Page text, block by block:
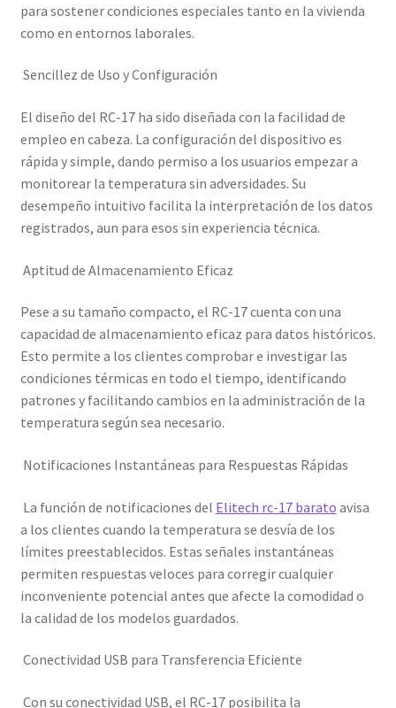
para sostener condiciones especiales tanto en la vivienda
como en entornos laborales.
Sencillez de Uso y Configuración
El diseño del RC-17 ha sido diseñada con la facilidad de
empleo en cabeza. La configuración del dispositivo es
rápida y simple, dando permiso a los usuarios empezar a
monitorear la temperatura sin adversidades. Su
desempeño intuitivo facilita la interpretación de los datos
registrados, aun para esos sin experiencia técnica.
Aptitud de Almacenamiento Eficaz
Pese a su tamaño compacto, el RC-17 cuenta con una
capacidad de almacenamiento eficaz para datos históricos.
Esto permite a los clientes comprobar e investigar las
condiciones térmicas en todo el tiempo, identificando
patrones y facilitando cambios en la administración de la
temperatura según sea necesario.
Notificaciones Instantáneas para Respuestas Rápidas
La función de notificaciones del Elitech rc-17 barato avisa
a los clientes cuando la temperatura se desvía de los
límites preestablecidos. Estas señales instantáneas
permiten respuestas veloces para corregir cualquier
inconveniente potencial antes que afecte la comodidad o
la calidad de los modelos guardados.
Conectividad USB para Transferencia Eficiente
Con su conectividad USB, el RC-17 posibilita la